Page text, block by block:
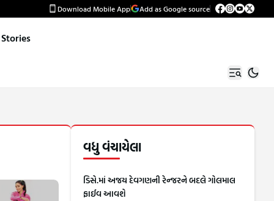
Download Mobile App Add as Google source
વધુ વંચાયેલા
ડિસે.માં અજય દેવગણની રેન્જરને બદલે ગોલમાલ
ફાઈવ આવશે